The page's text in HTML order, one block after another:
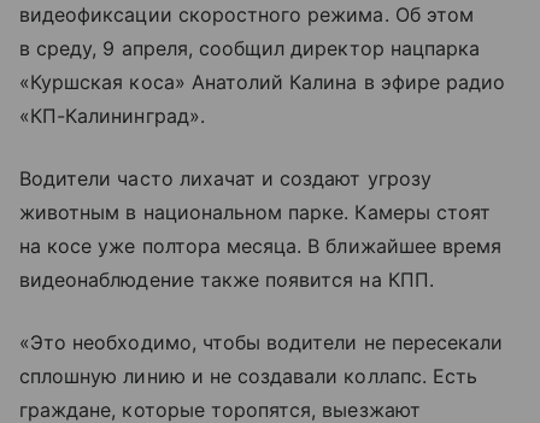
видеофиксации скоростного режима. Об этом
в среду, 9 апреля, сообщил директор нацпарка
«Куршская коса» Анатолий Калина в эфире радио
«КП-Калининград».
Водители часто лихачат и создают угрозу
животным в национальном парке. Камеры стоят
на косе уже полтора месяца. В ближайшее время
видеонаблюдение также появится на КПП.
«Это необходимо, чтобы водители не пересекали
сплошную линию и не создавали коллапс. Есть
граждане, которые торопятся, выезжают